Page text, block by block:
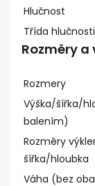
Hlučnost
Třída hlučnosti
Rozměry a
Rozmery
Výška/šířka/
balením)
Rozměry
šířka/hloubka
Váha (bez